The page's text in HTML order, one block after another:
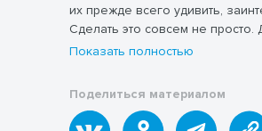
их прежде всего удивить,
Сделать это совсем не просто.
учитель должен помочь
активными поисками и широким
использованием методики,
Показать полностью
Поделиться материалом